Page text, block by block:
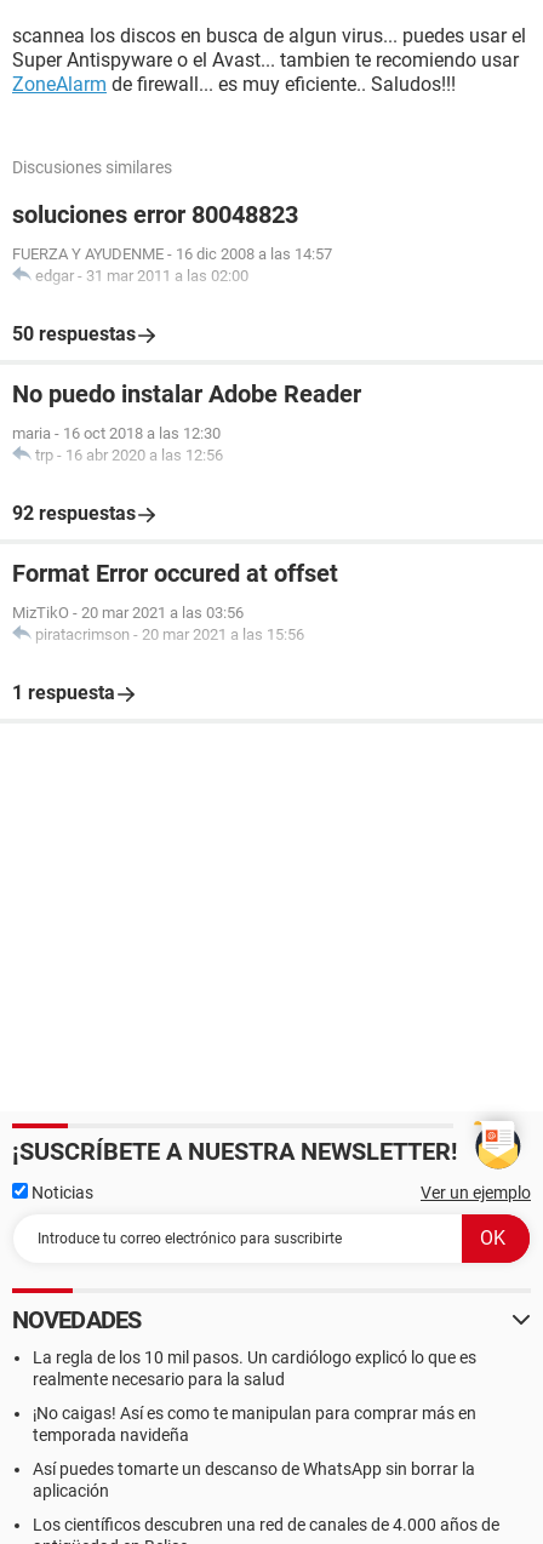
scannea los discos en busca de algun virus... puedes usar el
Super Antispyware o el Avast... tambien te recomiendo usar
ZoneAlarm de firewall... es muy eficiente.. Saludos!!!
Discusiones similares
soluciones error 80048823
FUERZA Y AYUDENME - 16 dic 2008 a las 14:57
edgar - 31 mar 2011 a las 02:00
50 respuestas
No puedo instalar Adobe Reader
maria - 16 oct 2018 a las 12:30
trp - 16 abr 2020 a las 12:56
92 respuestas
Format Error occured at offset
MizTikO - 20 mar 2021 a las 03:56
piratacrimson - 20 mar 2021 a las 15:56
1 respuesta
¡SUSCRÍBETE A NUESTRA NEWSLETTER!
Noticias Ver un ejemplo
NOVEDADES
La regla de los 10 mil pasos. Un cardiólogo explicó lo que es
realmente necesario para la salud
¡No caigas! Así es como te manipulan para comprar más en
temporada navideña
Así puedes tomarte un descanso de WhatsApp sin borrar la
aplicación
Los científicos descubren una red de canales de 4.000 años de